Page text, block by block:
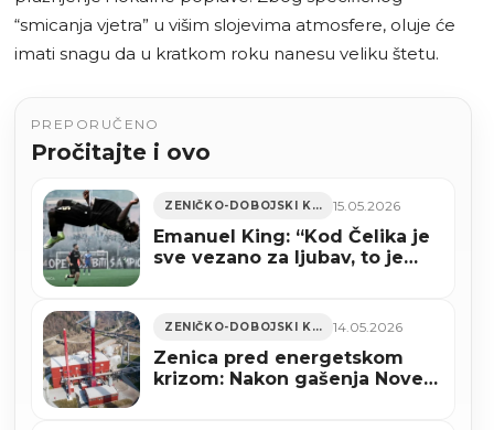
“smicanja vjetra” u višim slojevima atmosfere, oluje će
imati snagu da u kratkom roku nanesu veliku štetu.
PREPORUČENO
Pročitajte i ovo
ZENIČKO-DOBOJSKI KANTON 15.05.2026
Emanuel King: “Kod Čelika je
sve vezano za ljubav, to je
ZENIČKO-DOBOJSKI KANTON 14.05.2026
Zenica pred energetskom
krizom: Nakon gašenja Nove